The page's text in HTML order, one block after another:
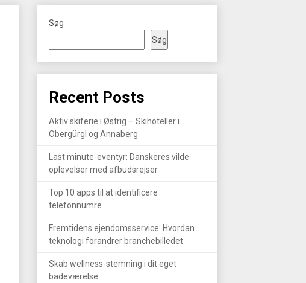
Søg
Søg
Recent Posts
Aktiv skiferie i Østrig – Skihoteller i
Obergürgl og Annaberg
Last minute-eventyr: Danskeres vilde
oplevelser med afbudsrejser
Top 10 apps til at identificere
telefonnumre
Fremtidens ejendomsservice: Hvordan
teknologi forandrer branchebilledet
Skab wellness-stemning i dit eget
badeværelse